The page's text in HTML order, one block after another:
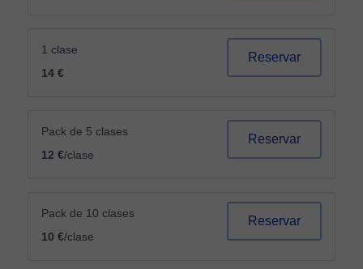
1 clase
14 €
Reservar
Pack de 5 clases
12 €/clase
Reservar
Pack de 10 clases
10 €/clase
Reservar